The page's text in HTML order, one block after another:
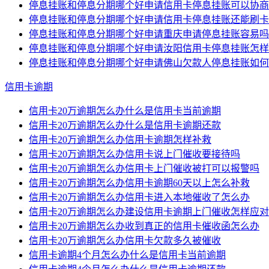
停息挂账和停息分期哪个好申请信用卡停息挂账可以协
停息挂账和停息分期哪个好申请信用卡停息挂账还能刷
停息挂账和停息分期哪个好申请重庆申请停息挂账容易吗
停息挂账和停息分期哪个好申请汝阳信用卡停息挂账怎
停息挂账和停息分期哪个好申请佛山欠款人停息挂账如
信用卡逾期
信用卡20万逾期怎么办什么是信用卡当前逾期
信用卡20万逾期怎么办什么是信用卡逾期还款
信用卡20万逾期怎么办信用卡逾期怎样补救
信用卡20万逾期怎么办信用卡说上门催收要接待吗
信用卡20万逾期怎么办信用卡上门催收被打可以报警吗
信用卡20万逾期怎么办信用卡逾期60天以上怎么补救
信用卡20万逾期怎么办信用卡进入本地催收了怎么办
信用卡20万逾期怎么办建设信用卡逾期上门催收怎样应对
信用卡20万逾期怎么办收到真正的信用卡催收函怎么办
信用卡20万逾期怎么办信用卡欠款多久被催收
信用卡逾期4个月怎么办什么是信用卡当前逾期